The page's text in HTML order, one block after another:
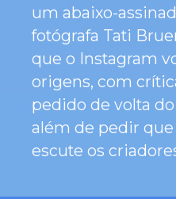
um abaixo-
fotógrafa Tati
que o Instagram
origens, com
pedido de volta
além de pedir
escute os